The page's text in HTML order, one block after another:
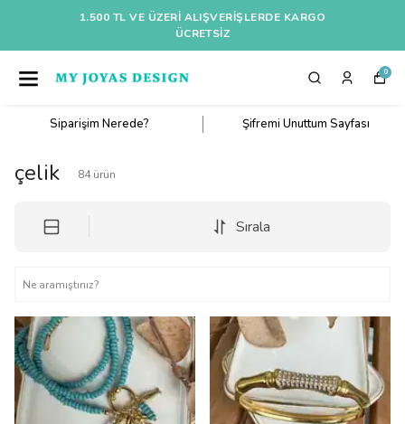
1.500 TL VE ÜZERI ALIŞVERIŞLERDE KARGO
ÜCRETSİZ
0
Siparişim Nerede? Şifremi Unuttum Sayfası
çelik 84 ürün
Sırala